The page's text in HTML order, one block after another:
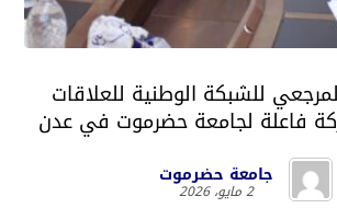
للشبكة الوطنية للعلاقات
فاعلة لجامعة حضرموت في عدن
جامعة حضرموت
2 مايو، 2026